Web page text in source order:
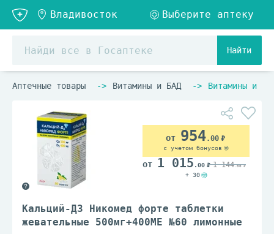
Найти
Аптечные товары Витамины и БАД Витамины и
Кальций-Д3 Никомед форте таблетки
жевательные 500мг+400МЕ №60 лимонные
954.00
с учетом бонусов
1 015 .00 1 144.00
+ 30